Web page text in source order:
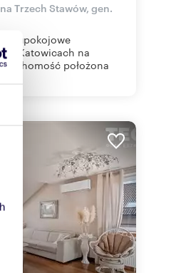
Trzech Stawów, gen.
dwupokojowe
w Katowicach na
położona